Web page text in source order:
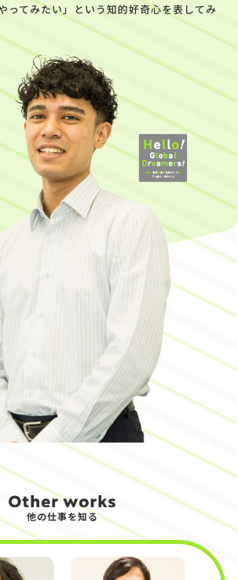
ってみたい」という知的好奇心を表してみ
他の仕事を知る